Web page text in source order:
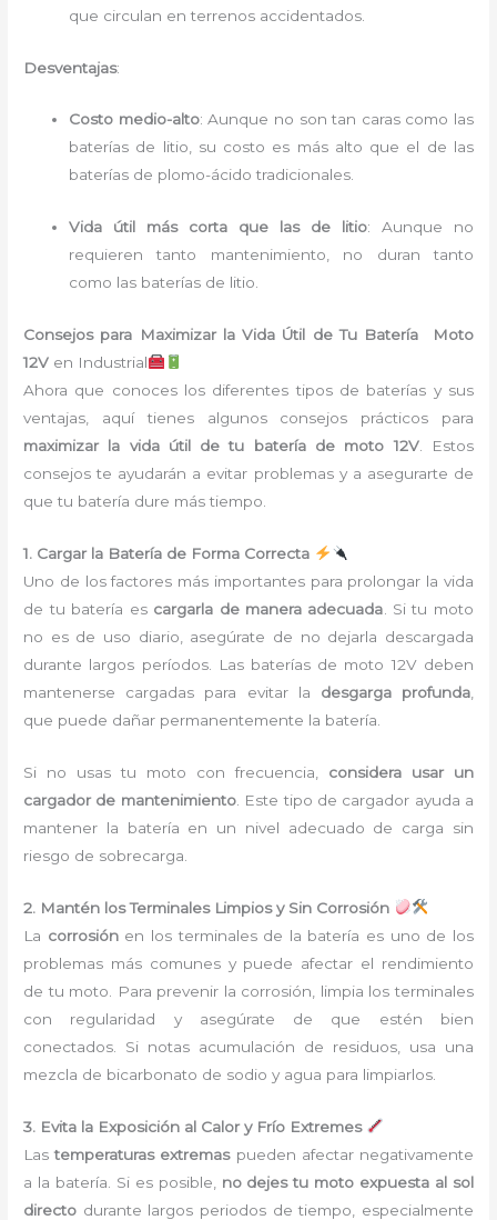
que circulan en terrenos accidentados.
Desventajas:
Costo medio-alto: Aunque no son tan caras como las
baterías de litio, su costo es más alto que el de las
baterías de plomo-ácido tradicionales.
Vida útil más corta que las de litio: Aunque no
requieren tanto mantenimiento, no duran tanto
como las baterías de litio.
Consejos para Maximizar la Vida Útil de Tu Batería Moto
12V en Industrial
Ahora que conoces los diferentes tipos de baterías y sus
ventajas, aquí tienes algunos consejos prácticos para
maximizar la vida útil de tu batería de moto 12V. Estos
consejos te ayudarán a evitar problemas y a asegurarte de
que tu batería dure más tiempo.
1. Cargar la Batería de Forma Correcta
Uno de los factores más importantes para prolongar la vida
de tu batería es cargarla de manera adecuada . Si tu moto
no es de uso diario, asegúrate de no dejarla descargada
durante largos períodos. Las baterías de moto 12V deben
mantenerse cargadas para evitar la desgarga profunda,
que puede dañar permanentemente la batería.
Si no usas tu moto con frecuencia, considera usar un
cargador de mantenimiento. Este tipo de cargador ayuda a
mantener la batería en un nivel adecuado de carga sin
riesgo de sobrecarga.
2. Mantén los Terminales Limpios y Sin Corrosión
La corrosiónen los terminales de la batería es uno de los
problemas más comunes y puede afectar el rendimiento
de tu moto. Para prevenir la corrosión, limpia los terminales
con regularidad y asegúrate de que estén bien
conectados. Si notas acumulación de residuos, usa una
mezcla de bicarbonato de sodio y agua para limpiarlos.
3. Evita la Exposición al Calor y Frío Extremes
Lastemperaturas extremaspueden afectar negativamente
a la batería. Si es posible, no dejes tu moto expuesta al sol
directo durante largos periodos de tiempo, especialmente